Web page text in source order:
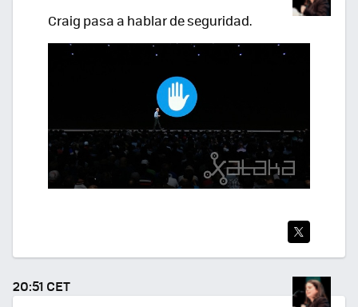
Craig pasa a hablar de seguridad.
TEA
R
20:51 CET